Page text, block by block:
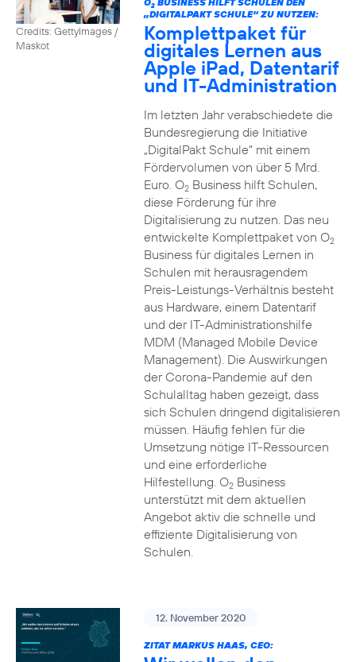
Credits: GettyImages /
Maskot
2
„DIGITALPAKT SCHULE“ ZU NUTZEN:
Komplettpaket für
digitales Lernen aus
Apple iPad, Datentarif
und IT-Administration
Im letzten Jahr verabschiedete die
Bundesregierung die Initiative
„DigitalPakt Schule“ mit einem
Fördervolumen von über 5 Mrd.
Euro. O2Business hilft Schulen,
diese Förderung für ihre
Digitalisierung zu nutzen. Das neu
entwickelte Komplettpaket von O2
Business für digitales Lernen in
Schulen mit herausragendem
Preis-Leistungs-Verhältnis besteht
aus Hardware, einem Datentarif
und der IT-Administrationshilfe
MDM (Managed Mobile Device
Management). Die Auswirkungen
der Corona-Pandemie auf den
Schulalltag haben gezeigt, dass
sich Schulen dringend digitalisieren
müssen. Häufig fehlen für die
Umsetzung nötige IT-Ressourcen
und eine erforderliche
Hilfestellung. O2Business
unterstützt mit dem aktuellen
Angebot aktiv die schnelle und
effiziente Digitalisierung von
Schulen.
12. November 2020
ZITAT MARKUS HAAS, CEO: